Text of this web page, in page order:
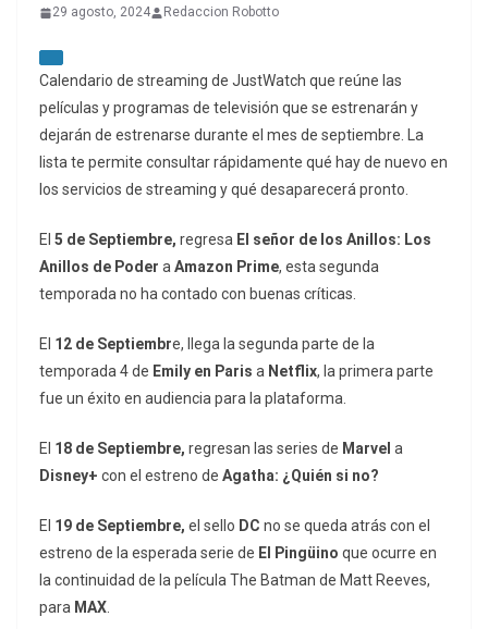
29 agosto, 2024 Redaccion Robotto
Calendario de streaming de JustWatch que reúne las
películas y programas de televisión que se estrenarán y
dejarán de estrenarse durante el mes de septiembre. La
lista te permite consultar rápidamente qué hay de nuevo en
los servicios de streaming y qué desaparecerá pronto.
El 5 de Septiembre, regresa El señor de los Anillos: Los
Anillos de Poder a Amazon Prime, esta segunda
temporada no ha contado con buenas críticas.
El 12 de Septiembre, llega la segunda parte de la
temporada 4 de Emily en Paris a Netflix, la primera parte
fue un éxito en audiencia para la plataforma.
El 18 de Septiembre, regresan las series de Marvel a
Disney+ con el estreno de Agatha: ¿Quién si no?
El 19 de Septiembre, el sello DC no se queda atrás con el
estreno de la esperada serie de El Pingüino que ocurre en
la continuidad de la película The Batman de Matt Reeves,
para MAX